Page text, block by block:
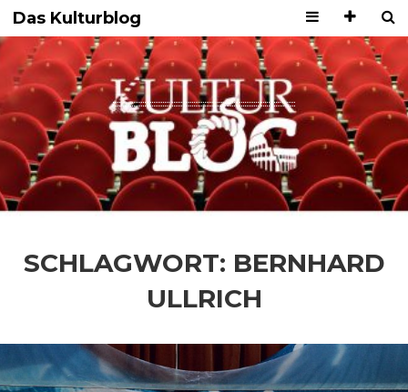
Das Kulturblog
SCHLAGWORT: BERNHARD
ULLRICH